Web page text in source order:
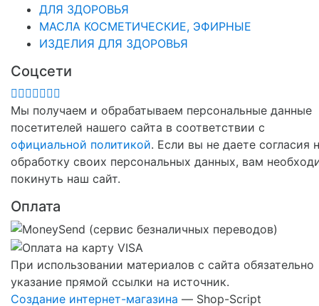
ДЛЯ ЗДОРОВЬЯ
МАСЛА КОСМЕТИЧЕСКИЕ, ЭФИРНЫЕ
ИЗДЕЛИЯ ДЛЯ ЗДОРОВЬЯ
Соцсети
Мы получаем и обрабатываем персональные данные
посетителей нашего сайта в соответствии с
официальной политикой. Если вы не даете согласия
обработку своих персональных данных, вам
покинуть наш сайт.
Оплата
При использовании материалов с сайта обязательно
указание прямой ссылки на источник.
Создание интернет-магазина — Shop-Script